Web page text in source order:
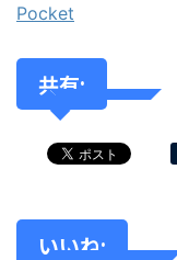
Pocket
共有:
いいね: